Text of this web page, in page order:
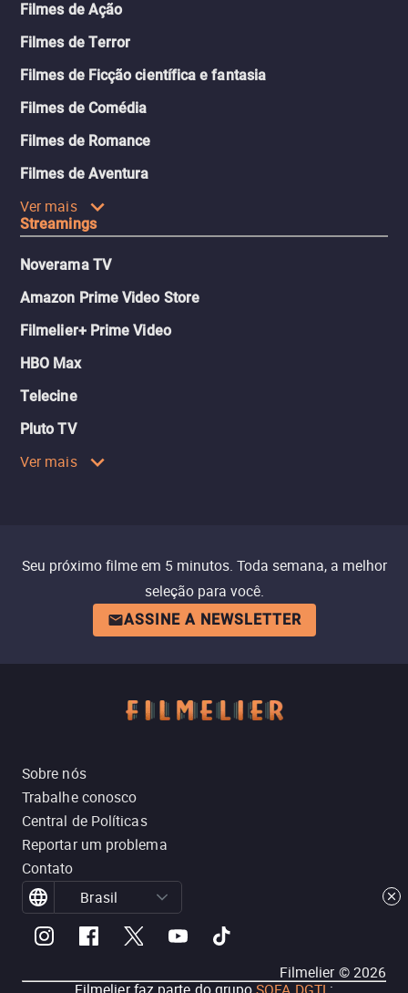
Filmes de Ação
Filmes de Terror
Filmes de Ficção científica e fantasia
Filmes de Comédia
Filmes de Romance
Filmes de Aventura
Ver mais
Streamings
Noverama TV
Amazon Prime Video Store
Filmelier+ Prime Video
HBO Max
Telecine
Pluto TV
Ver mais
Seu próximo filme em 5 minutos. Toda semana, a melhor
seleção para você.
ASSINE A NEWSLETTER
Sobre nós
Trabalhe conosco
Central de Políticas
Reportar um problema
Contato
Brasil
Filmelier ©2026